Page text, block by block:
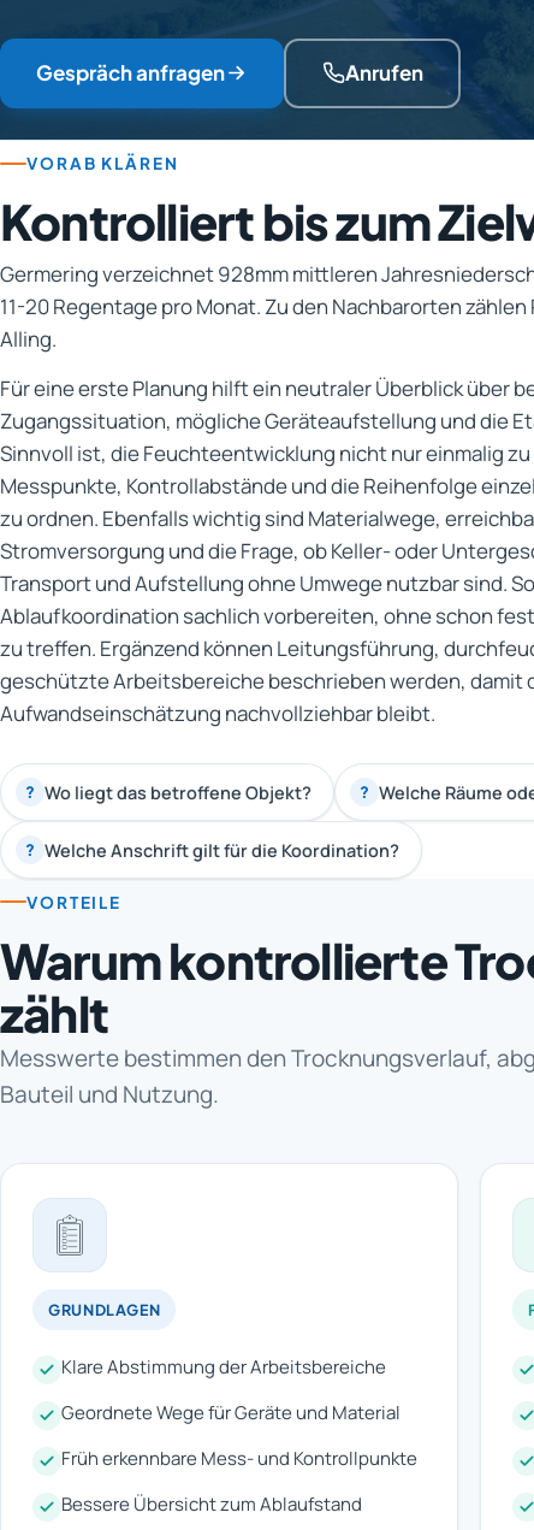
Gespräch anfragen Anrufen
VORAB KLÄREN
Kontrolliert bis zum
Germering verzeichnet 928mm mittleren
11-20 Regentage pro Monat. Zu den Nachbarorten
Alling.
Für eine erste Planung hilft ein neutraler Überblick über
Zugangssituation, mögliche Geräteaufstellung und die
Sinnvoll ist, die Feuchteentwicklung nicht nur einmalig
Messpunkte, Kontrollabstände und die Reihenfolge
zu ordnen. Ebenfalls wichtig sind Materialwege,
Stromversorgung und die Frage, ob Keller- oder
Transport und Aufstellung ohne Umwege nutzbar sind.
Ablaufkoordination sachlich vorbereiten, ohne schon
zu treffen. Ergänzend können Leitungsführung,
geschützte Arbeitsbereiche beschrieben werden, damit
Aufwandseinschätzung nachvollziehbar bleibt.
? Wo liegt das betroffene Objekt? ? Welche Räume
? Welche Anschrift gilt für die Koordination?
VORTEILE
Warum kontrollierte
zählt
Messwerte bestimmen den Trocknungsverlauf,
Bauteil und Nutzung.
GRUNDLAGEN
Klare Abstimmung der Arbeitsbereiche
Geordnete Wege für Geräte und Material
Früh erkennbare Mess- und Kontrollpunkte
Bessere Übersicht zum Ablaufstand